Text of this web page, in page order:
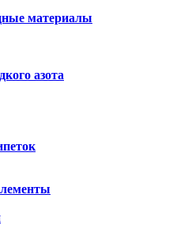
материалы
азота